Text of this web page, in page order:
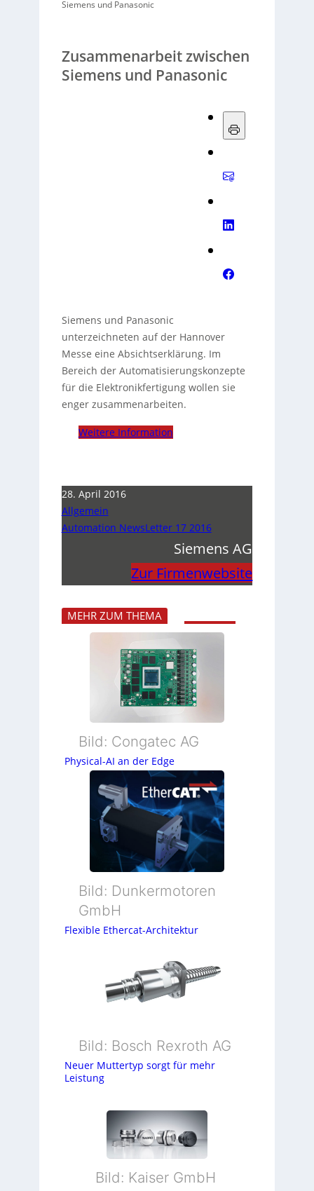
Siemens und Panasonic
Zusammenarbeit zwischen
Siemens und Panasonic
Siemens und Panasonic
unterzeichneten auf der Hannover
Messe eine Absichtserklärung. Im
Bereich der Automatisierungskonzepte
für die Elektronikfertigung wollen sie
enger zusammenarbeiten.
Weitere Information
28. April 2016
Allgemein
Automation NewsLetter 17 2016
Siemens AG
Zur Firmenwebsite
MEHR ZUM THEMA
Bild: Congatec AG
Physical-AI an der Edge
Bild: Dunkermotoren
GmbH
Flexible Ethercat-Architektur
Bild: Bosch Rexroth AG
Neuer Muttertyp sorgt für mehr
Leistung
Bild: Kaiser GmbH